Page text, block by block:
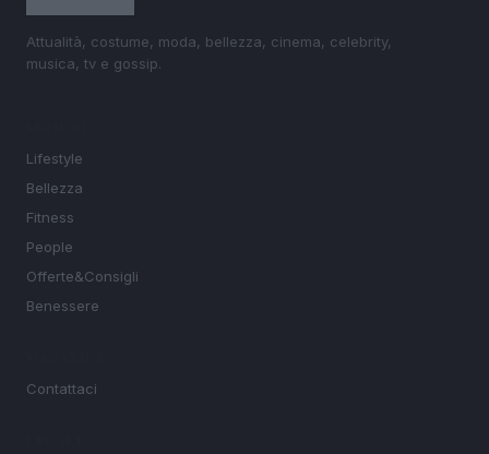
Attualità, costume, moda, bellezza, cinema, celebrity,
musica, tv e gossip.
Lifestyle
Bellezza
Fitness
People
Offerte&Consigli
Benessere
Contattaci